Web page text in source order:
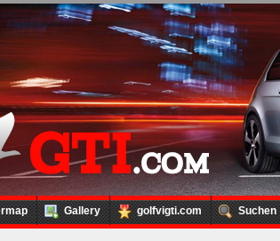
Gallery golfvigti.com Suchen